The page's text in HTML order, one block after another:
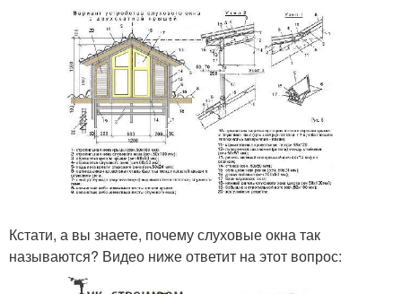
Кстати, а вы знаете, почему слуховые окна так
называются? Видео ниже ответит на этот вопрос: